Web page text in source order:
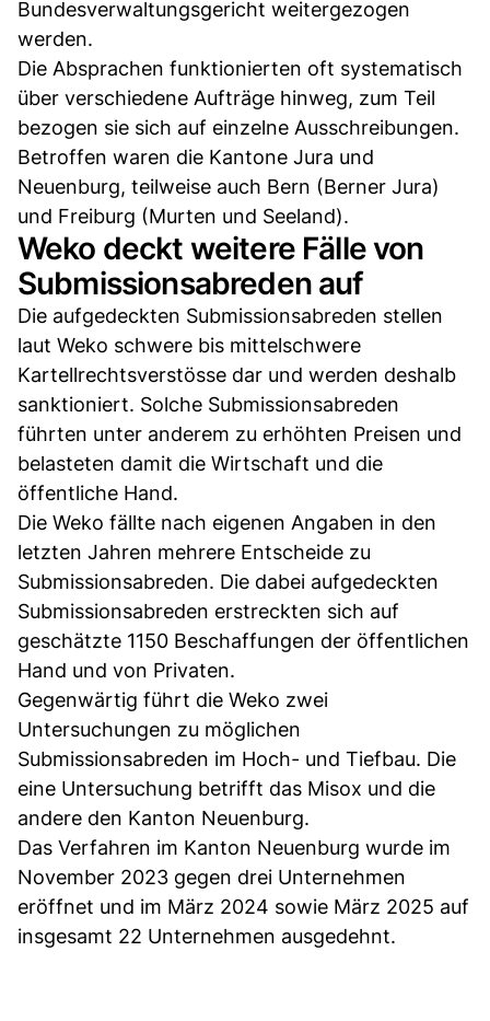
Bundesverwaltungsgericht weitergezogen
werden.
Die Absprachen funktionierten oft systematisch
über verschiedene Aufträge hinweg, zum Teil
bezogen sie sich auf einzelne Ausschreibungen.
Betroffen waren die Kantone Jura und
Neuenburg, teilweise auch Bern (Berner Jura)
und Freiburg (Murten und Seeland).
Weko deckt weitere Fälle von
Submissionsabreden auf
Die aufgedeckten Submissionsabreden stellen
laut Weko schwere bis mittelschwere
Kartellrechtsverstösse dar und werden deshalb
sanktioniert. Solche Submissionsabreden
führten unter anderem zu erhöhten Preisen und
belasteten damit die Wirtschaft und die
öffentliche Hand.
Die Weko fällte nach eigenen Angaben in den
letzten Jahren mehrere Entscheide zu
Submissionsabreden. Die dabei aufgedeckten
Submissionsabreden erstreckten sich auf
geschätzte 1150 Beschaffungen der öffentlichen
Hand und von Privaten.
Gegenwärtig führt die Weko zwei
Untersuchungen zu möglichen
Submissionsabreden im Hoch- und Tiefbau. Die
eine Untersuchung betrifft das Misox und die
andere den Kanton Neuenburg.
Das Verfahren im Kanton Neuenburg wurde im
November 2023 gegen drei Unternehmen
eröffnet und im März 2024 sowie März 2025 auf
insgesamt 22 Unternehmen ausgedehnt.